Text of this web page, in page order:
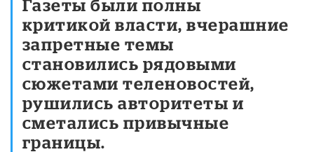
Газеты были полны
критикой власти, вчерашние
запретные темы
становились рядовыми
сюжетами теленовостей,
рушились авторитеты и
сметались привычные
границы.